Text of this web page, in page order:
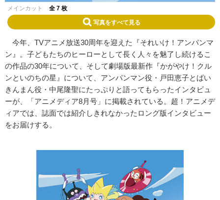
メインカット 全 7 枚
写真をすべて見る
今年、TVアニメ放送30周年を迎えた『それいけ！アンパンマ
ン』。子どもたちのヒーローとして長く人々を魅了し続けるこ
の作品の30年について、そして劇場版最新作『かがやけ！クル
ンといのちの星』について、アンパンマン役・戸田恵子とばい
きんまん役・中尾隆聖にたっぷりと語ってもらったインタビュ
ーが、「アニメディア8月号」に掲載されている。超！アニメデ
ィアでは、誌面では紹介しきれなかったロング版インタビュー
をお届けする。